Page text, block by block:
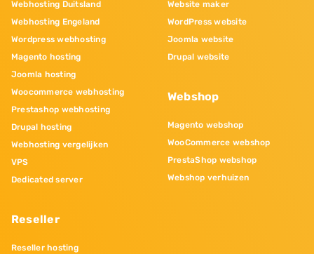
Webhosting Duitsland
Webhosting Engeland
Wordpress webhosting
Magento hosting
Joomla hosting
Woocommerce webhosting
Prestashop webhosting
Drupal hosting
Webhosting vergelijken
VPS
Dedicated server
Reseller
Reseller hosting
Website maker
WordPress website
Joomla website
Drupal website
Webshop
Magento webshop
WooCommerce webshop
PrestaShop webshop
Webshop verhuizen